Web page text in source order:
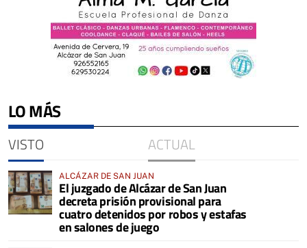
LO MÁS
VISTO ACTUAL
ALCÁZAR DE SAN JUAN
El juzgado de Alcázar de San Juan
decreta prisión provisional para
cuatro detenidos por robos y estafas
en salones de juego